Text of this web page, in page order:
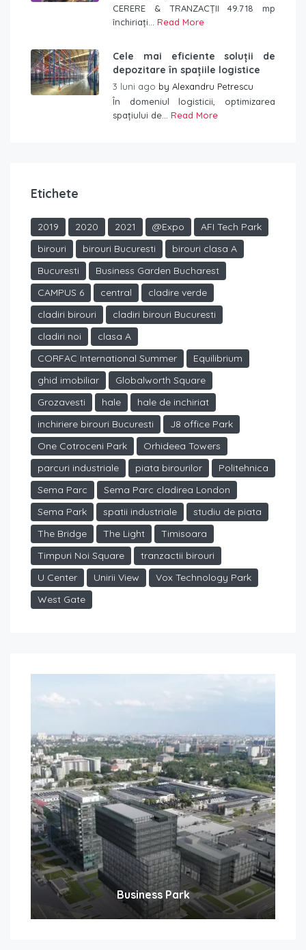
CERERE & TRANZACȚII 49.718 mp
închiriați... Read More
Cele mai eficiente soluții de
depozitare în spațiile logistice
3 luni ago by Alexandru Petrescu
În domeniul logisticii, optimizarea
spațiului de... Read More
Etichete
2019 2020 2021 @Expo
AFI Tech Park
birouri
birouri Bucuresti
birouri clasa A
Bucuresti
Business Garden Bucharest
CAMPUS 6
central
cladire verde
cladiri birouri
cladiri birouri Bucuresti
cladiri noi
clasa A
CORFAC International Summer
Equilibrium
ghid imobiliar
Globalworth Square
Grozavesti
hale
hale de inchiriat
inchiriere birouri Bucuresti
J8 office Park
One Cotroceni Park
Orhideea Towers
parcuri industriale
piata birourilor
Politehnica
Sema Parc
Sema Parc cladirea London
Sema Park
spatii industriale
studiu de piata
The Bridge
The Light
Timisoara
Timpuri Noi Square
tranzactii birouri
U Center
Unirii View
Vox Technology Park
West Gate
Business Park